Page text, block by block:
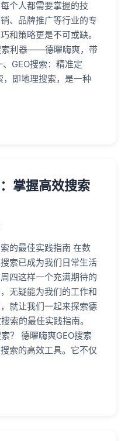
个人都需要掌握的技
、品牌推广等行业的专
和策略更是不可或缺。
索利器——德曜嗨爽，带
GEO搜索：精准定
，即地理搜索，是一种
掌握高效搜索
的最佳实践指南 在数
索已成为我们日常生活
四这样一个充满期待的
无疑能为我们的工作和
就让我们一起来探索德
索的最佳实践指南。
？ 德曜嗨爽GEO搜索
索的高效工具。它不仅